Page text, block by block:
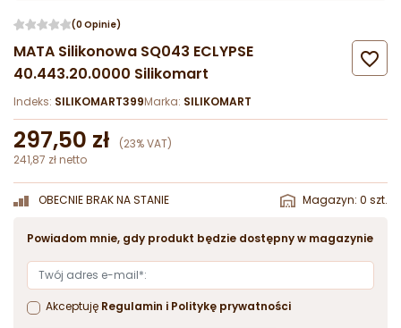
(0 Opinie)
MATA Silikonowa SQ043 ECLYPSE
40.443.20.0000 Silikomart

Indeks: SILIKOMART399Marka: SILIKOMART
297,50 zł
(23% VAT)
241,87 zł netto
OBECNIE BRAK NA STANIE Magazyn: 0 szt.
Powiadom mnie, gdy produkt będzie dostępny w magazynie
Akceptuję Regulamin i Politykę prywatności